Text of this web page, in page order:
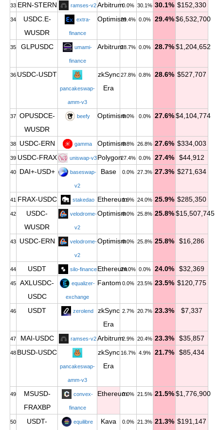
33 ERN-STERN ramses-v2 Arbitrum0.0% 30.1% 30.1% $152,330
34
USDC.E-
WUSDR
extra-
finance
Optimism29.4% 0.0% 29.4% $6,532,700
35 GLPUSDC umami-
finance
Arbitrum28.7% 0.0% 28.7% $1,204,652
36 USDC-USDT
pancakeswap-
amm-v3
zkSync
Era
27.8% 0.8% 28.6% $527,707
37 OPUSDCE-
WUSDR
beefy Optimism0.0% 0.0% 27.6% $4,104,774
38 USDC-ERN gamma Optimism0.8% 26.8% 27.6% $334,003
39 USDC-FRAX uniswap-v3Polygon27.4% 0.0% 27.4% $44,912
40 DAI+-USD+ baseswap-
v2
Base 0.0% 27.3% 27.3% $271,634
41 FRAX-USDC stakedao Ethereum1.9% 24.0% 25.9% $285,350
42
USDC-
WUSDR
velodrome-
v2
Optimism0.0% 25.8% 25.8% $15,507,745
43 USDC-ERN velodrome-
v2
Optimism0.0% 25.8% 25.8% $16,286
44 USDT silo-finance Ethereum24.0% 0.0% 24.0% $32,369
45
AXLUSDC-
USDC
equalizer-
exchange
Fantom 0.0% 23.5% 23.5% $120,775
46 USDT zerolend
zkSync
Era
2.7% 20.7% 23.3% $7,337
47 MAI-USDC ramses-v2 Arbitrum2.9% 20.4% 23.3% $35,857
48 BUSD-USDC
pancakeswap-
amm-v3
zkSync
Era
16.7% 4.9% 21.7% $85,434
49
MSUSD-
FRAXBP
convex-
finance
Ethereum0.0% 21.5% 21.5% $1,776,900
50
USDT-
equilibre Kava 0.0% 21.3% 21.3% $191,147